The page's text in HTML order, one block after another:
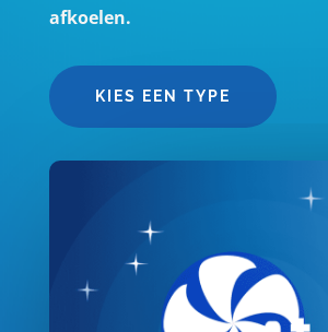
afkoelen.
KIES EEN TYPE